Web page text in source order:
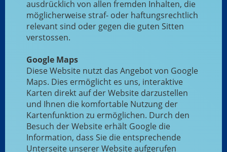
ausdrücklich von allen fremden Inhalten, die
möglicherweise straf- oder haftungsrechtlich
relevant sind oder gegen die guten Sitten
verstossen.
Google Maps
Diese Website nutzt das Angebot von Google
Maps. Dies ermöglicht es uns, interaktive
Karten direkt auf der Website darzustellen
und Ihnen die komfortable Nutzung der
Kartenfunktion zu ermöglichen. Durch den
Besuch der Website erhält Google die
Information, dass Sie die entsprechende
Unterseite unserer Website aufgerufen